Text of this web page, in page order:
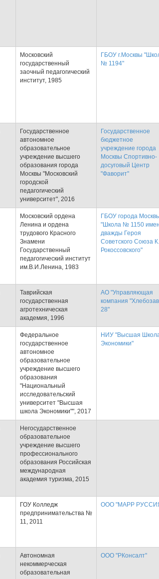
Московский
государственный
заочный педагогический
институт, 1985
ГБОУ г.Москвы
№ 1194"
Государственное
автономное
образовательное
учреждение высшего
образования города
Москвы "Московский
городской
педагогический
университет", 2016
Государственное
бюджетное
учреждение города
Москвы Спортивно-
досуговый Центр
"Фаворит"
Московский ордена
Ленина и ордена
трудового Красного
Знамени
Государственный
педагогический институт
им.В.И.Ленина, 1983
ГБОУ города
"Школа № 1150
дважды Героя
Советского Союза
Рокоссовского"
Таврийская
государственная
агротехническая
академия, 1996
АО "Управляющая
компания
28"
Федеральное
государственное
автономное
образовательное
учреждение высшего
образования
"Национальный
исследовательский
университет "Высшая
школа Экономики"", 2017
НИУ "Высшая
Экономики"
Негосударственное
образовательное
учреждение высшего
профессионального
образования Российская
международная
академия туризма, 2015
ГОУ Колледж
предпринимательства №
11, 2011
ООО "МАРР
Автономная
некоммерческая
образовательная
ООО "РКонсалт"